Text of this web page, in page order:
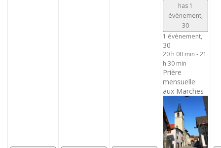
has 1
évènement,
30
1 évènement,
30
20 h 00 min -21
h 30 min
Prière
mensuelle
aux Marches